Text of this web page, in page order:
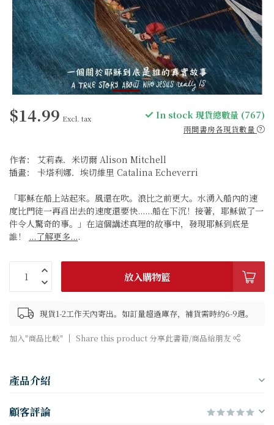
$14.99 Excl. tax In stock 現貨總數量 (767)
兩間書房各現貨數量
作者： 艾莉森．米切爾 Alison Mitchell
插畫： 卡塔利娜．埃切維里 Catalina Echeverri
「耶穌在船上站起來。風還在吹。浪比之前更大。水湧入船內的速
度比門徒一再舀出去的速度還要快......船在下沉！接著，耶穌做了一
件令人驚奇的事。」在這個講述真理的故事中，發現耶穌到底是
誰！ ...了解更多....
放入購物籃
現貨1-2工作天內寄出。如訂量超過庫存，補貨需時約6-9週。
加入"商品比較" Share this product 分享此書籍/商品給朋友
產品介紹
顧客評論